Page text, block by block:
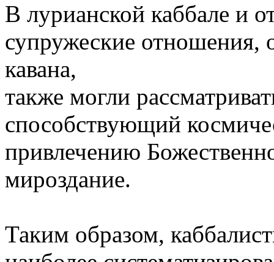
В лурианской каббале и
супружеские
кавана,
также могли
способствующий
привлечению
мироздание.
Таким образом,